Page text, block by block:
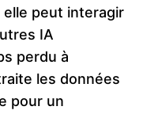
peut interagir
IA
perdu à
les données
pour un